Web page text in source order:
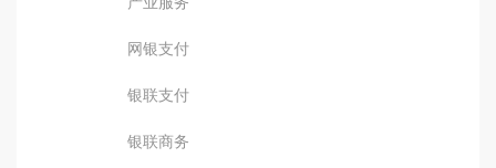
网银支付
银联支付
银联商务